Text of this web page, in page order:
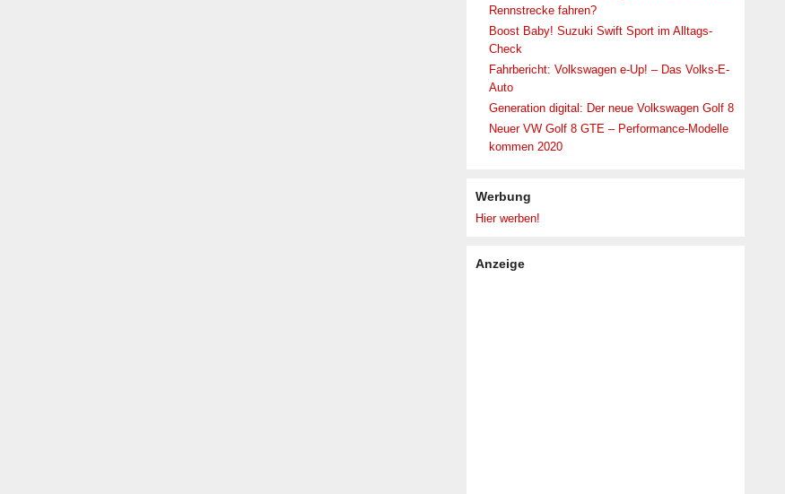
Rennstrecke fahren?
Boost Baby! Suzuki Swift Sport im Alltags-
Check
Fahrbericht: Volkswagen e-Up! – Das Volks-E-
Auto
Generation digital: Der neue Volkswagen Golf 8
Neuer VW Golf 8 GTE – Performance-Modelle
kommen 2020
Werbung
Hier werben!
Anzeige